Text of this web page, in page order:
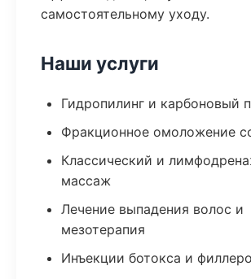
самостоятельному уходу.
Наши услуги
Гидропилинг и карбоновый
Фракционное омоложение
Классический и
массаж
Лечение выпадения волос и
мезотерапия
Инъекции ботокса и